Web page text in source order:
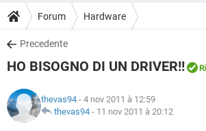
INTRATTENIMENTO
iOS
INSTAGRAM
TIKTOK
HARDWARE
GUIDE
COVID-19
INSTAGRAM
TIKTOK
DOWNLOAD
COVID-19 GAMING
INTRATTENIMENTO
iOS WINDOWS
COVID-19
INTRATTENIMENTO
GLOSSARIO
Forum Hardware
Precedente
HO BISOGNO DI UN DRIVER!!
thevas94 - 4 nov 2011 à 12:59
thevas94 - 11 nov 2011 à 20:12